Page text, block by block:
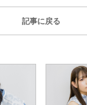
記事に戻る